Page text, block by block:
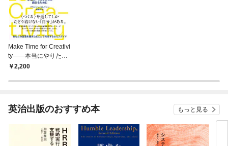
Make Time for Creativi
ty――本当にやりたい
ことを続けるために
2,200
英治出版のおすすめ本 もっと見る